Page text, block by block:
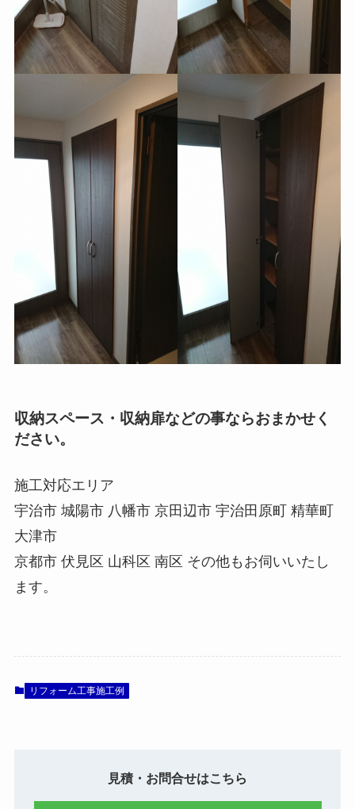
収納スペース・収納扉などの事ならおまかせく
ださい。
施工対応エリア
宇治市 城陽市 八幡市 京田辺市 宇治田原町 精華町
大津市
京都市 伏見区 山科区 南区 その他もお伺いいたし
ます。
リフォーム工事施工例
見積・お問合せはこちら